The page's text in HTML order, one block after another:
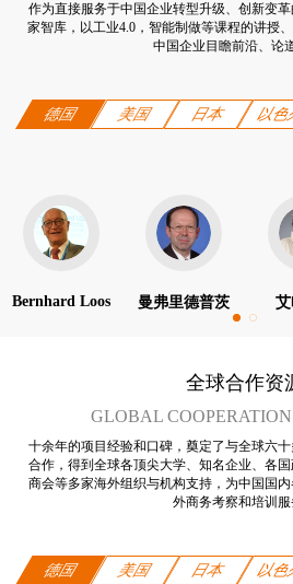
作为直接服务于中国企业转型升级、创新变
家智库，以工业4.0，智能制做等课程的讲授
中国企业目瞻前沿、论
德国 美国 日本 以
Bernhard Loos 曼弗里德普茨
全球合作资
GLOBAL COOPERATION
十余年的项目经验和口碑，奠定了与全球六
合作，得到全球各顶尖大学、知名企业、各
商会等多家海外组织与机构支持，为中国国
外商务考察和培训服
德国 美国 日本 以